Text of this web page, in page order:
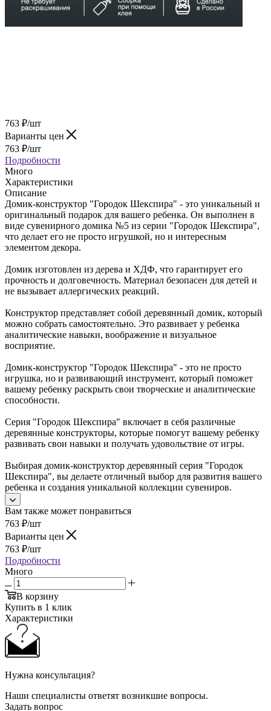
763 ₽/шт
Варианты цен
763 ₽/шт
Подробности
Много
Характеристики
Описание
Домик-конструктор "Городок Шекспира" - это уникальный и
оригинальный подарок для вашего ребенка. Он выполнен в
виде сувенирного домика №5 из серии "Городок Шекспира",
что делает его не просто игрушкой, но и интересным
элементом декора.
Домик изготовлен из дерева и ХДФ, что гарантирует его
прочность и долговечность. Материал безопасен для детей и
не вызывает аллергических реакций.
Конструктор представляет собой деревянный домик, который
можно собрать самостоятельно. Это развивает у ребенка
аналитические навыки, воображение и визуальное
восприятие.
Домик-конструктор "Городок Шекспира" - это не просто
игрушка, но и развивающий инструмент, который поможет
вашему ребенку раскрыть свои творческие и аналитические
способности.
Серия "Городок Шекспира" включает в себя различные
деревянные конструкторы, которые помогут вашему ребенку
развивать свои навыки и получать удовольствие от игры.
Выбирая домик-конструктор деревянный серия "Городок
Шекспира", вы делаете отличный выбор для развития вашего
ребенка и создания уникальной коллекции сувениров.
Вам также может понравиться
763 ₽/шт
Варианты цен
763 ₽/шт
Подробности
Много
В корзину
Купить в 1 клик
Характеристики
Нужна консультация?
Наши специалисты ответят возникшие вопросы.
Задать вопрос